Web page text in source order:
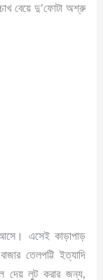
বেয়ে দু’ফোটা অশ্রু
আসে। এসেই কাড়াপাড়
তেলপট্টি ইত্যাদি
দেয় লুট করার জন্য,